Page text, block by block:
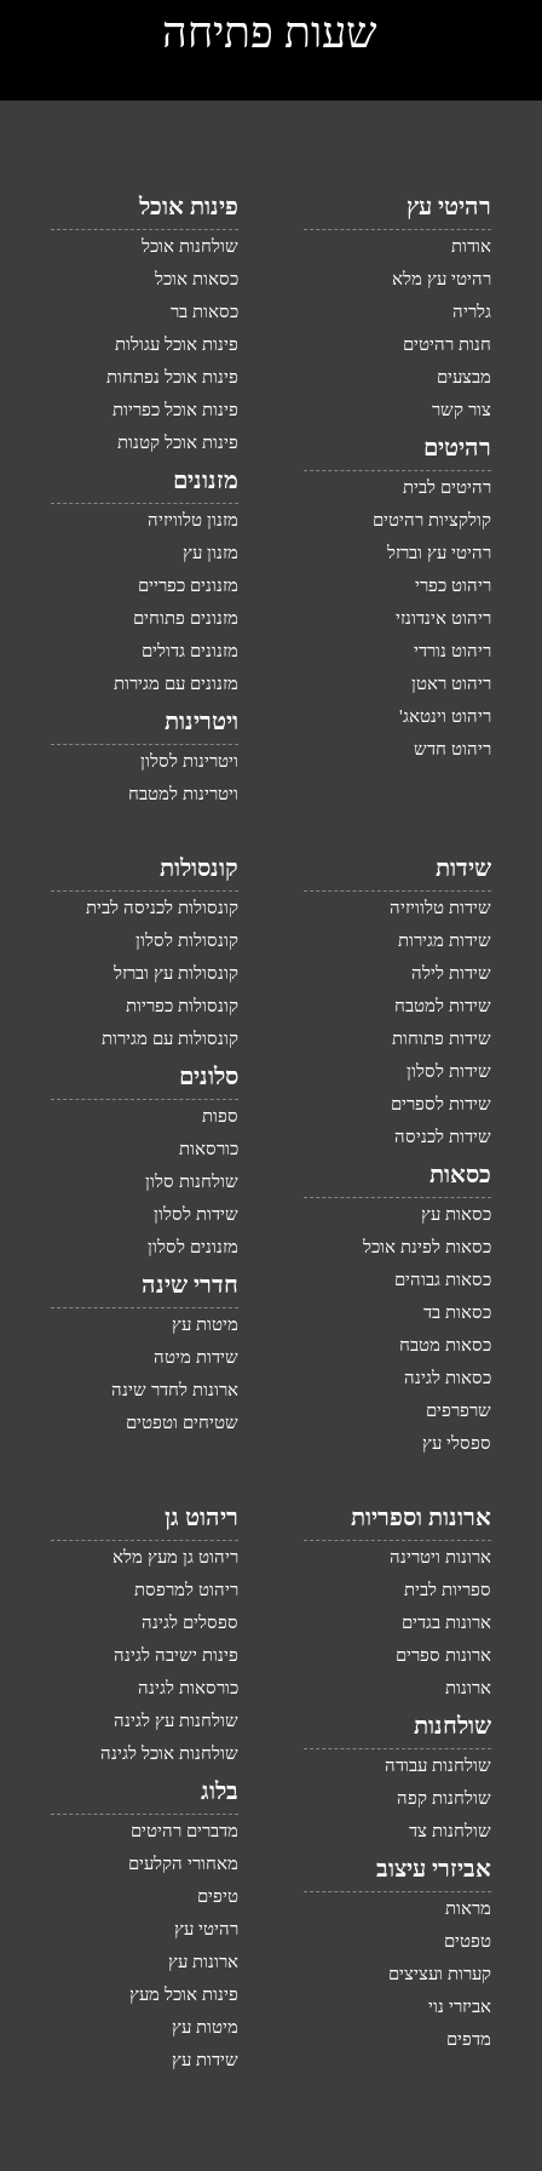
שעות פתיחה
רהיטי עץ
אודות
רהיטי עץ מלא
גלריה
חנות רהיטים
מבצעים
צור קשר
רהיטים
רהיטים לבית
קולקציות רהיטים
רהיטי עץ וברזל
ריהוט כפרי
ריהוט אינדונזי
ריהוט נורדי
ריהוט ראטן
ריהוט וינטאג'
ריהוט חדש
פינות אוכל
שולחנות אוכל
כסאות אוכל
כסאות בר
פינות אוכל עגולות
פינות אוכל נפתחות
פינות אוכל כפריות
פינות אוכל קטנות
מזנונים
מזנון טלוויזיה
מזנון עץ
מזנונים כפריים
מזנונים פתוחים
מזנונים גדולים
מזנונים עם מגירות
ויטרינות
ויטרינות לסלון
ויטרינות למטבח
שידות
שידות טלוויזיה
שידות מגירות
שידות לילה
שידות למטבח
שידות פתוחות
שידות לסלון
שידות לספרים
שידות לכניסה
כסאות
כסאות עץ
כסאות לפינת אוכל
כסאות גבוהים
כסאות בד
כסאות מטבח
כסאות לגינה
שרפרפים
ספסלי עץ
קונסולות
קונסולות לכניסה לבית
קונסולות לסלון
קונסולות עץ וברזל
קונסולות כפריות
קונסולות עם מגירות
סלונים
ספות
כורסאות
שולחנות סלון
שידות לסלון
מזנונים לסלון
חדרי שינה
מיטות עץ
שידות מיטה
ארונות לחדר שינה
שטיחים וטפטים
ארונות וספריות
ארונות ויטרינה
ספריות לבית
ארונות בגדים
ארונות ספרים
ארונות
שולחנות
שולחנות עבודה
שולחנות קפה
שולחנות צד
אביזרי עיצוב
מראות
טפטים
קערות ועציצים
אביזרי נוי
מדפים
ריהוט גן
ריהוט גן מעץ מלא
ריהוט למרפסת
ספסלים לגינה
פינות ישיבה לגינה
כורסאות לגינה
שולחנות עץ לגינה
שולחנות אוכל לגינה
בלוג
מדברים רהיטים
מאחורי הקלעים
טיפים
רהיטי עץ
ארונות עץ
פינות אוכל מעץ
מיטות עץ
שידות עץ